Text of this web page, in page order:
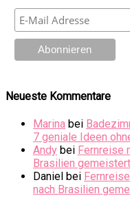
Neueste Kommentare
Marina bei
7 geniale Ideen
Andy bei Fernreise
Brasilien gemeistert
Daniel bei
nach Brasilien